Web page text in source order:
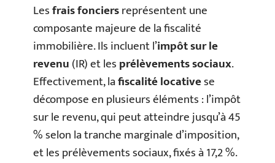
Lesfrais fonciersreprésentent une
composante majeure de la fiscalité
immobilière. Ils incluent l’impôt sur le
revenu(IR) et lesprélèvements sociaux.
Effectivement, lafiscalité locativese
décompose en plusieurs éléments : l’impôt
sur le revenu, qui peut atteindre jusqu’à 45
% selon la tranche marginale d’imposition,
et les prélèvements sociaux, fixés à 17,2 %.